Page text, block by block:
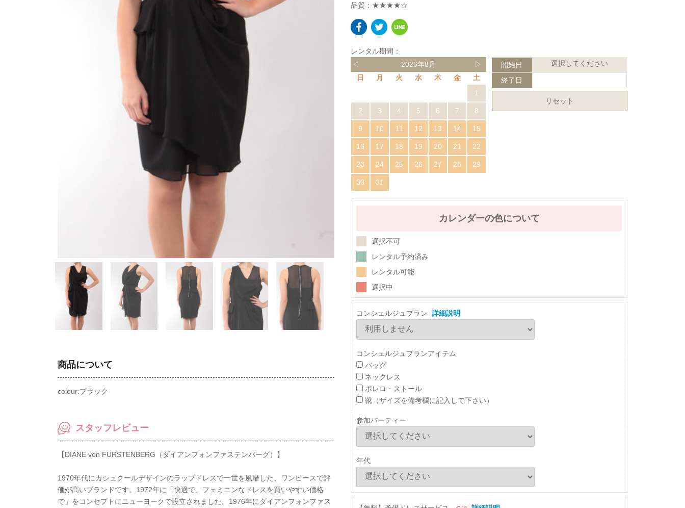
商品について
colour:ブラック
スタッフレビュー
【DIANE von FURSTENBERG（ダイアンフォンファステンバーグ）】
1970年代にカシュクールデザインのラップドレスで一世を風靡した、ワンピースで評
価が高いブランドです。1972年に「快適で、フェミニンなドレスを買いやすい価格
で」をコンセプトにニューヨークで設立されました。1976年にダイアンフォンファス
品質：★★★★☆
レンタル期間：
◁
2026年8月
▷
日
月 火 水 木 金
土
1
2 3 4 5 6 7 8
9 10 11 12 13 14 15
16 17 18 19 20 21 22
23 24 25 26 27 28 29
30 31
開始日 選択してください
終了日
リセット
カレンダーの色について
選択不可
レンタル予約済み
レンタル可能
選択中
コンシェルジュプラン 詳細説明
コンシェルジュプランアイテム
バッグ
ネックレス
ボレロ・ストール
靴（サイズを備考欄に記入して下さい）
参加パーティー
年代